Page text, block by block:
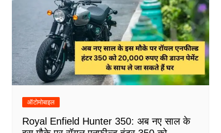
ऑटोमोबाइल
Royal Enfield Hunter 350: अब नए साल के